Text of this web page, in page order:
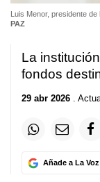
Luis Menor, presidente
PAZ
La
fondos
29 abr 2026 .
Añade a La